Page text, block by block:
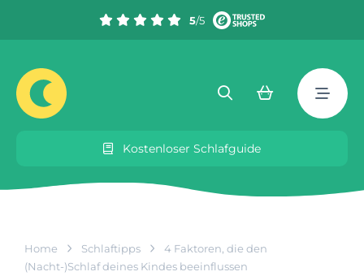
5/5
Kostenloser Schlafguide
Home Schlaftipps
4 Faktoren, die den
(Nacht-)Schlaf deines Kindes beeinflussen